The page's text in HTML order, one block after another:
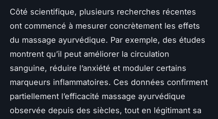
Côté scientifique, plusieurs recherches récentes
ont commencé à mesurer concrètement les effets
du massage ayurvédique. Par exemple, des études
montrent qu’il peut améliorer la circulation
sanguine, réduire l’anxiété et moduler certains
marqueurs inflammatoires. Ces données confirment
partiellement l’efficacité massage ayurvédique
observée depuis des siècles, tout en légitimant sa